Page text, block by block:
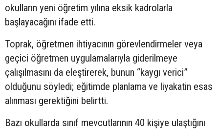
okulların yeni öğretim yılına eksik kadrolarla
başlayacağını ifade etti.
Toprak, öğretmen ihtiyacının görevlendirmeler veya
geçici öğretmen uygulamalarıyla giderilmeye
çalışılmasını da eleştirerek, bunun “kaygı verici”
olduğunu söyledi; eğitimde planlama ve liyakatin esas
alınması gerektiğini belirtti.
Bazı okullarda sınıf mevcutlarının 40 kişiye ulaştığını